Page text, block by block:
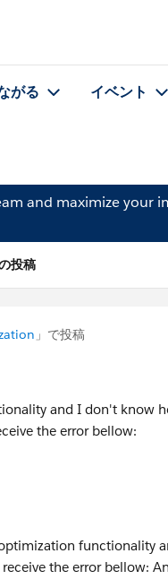
がる イベント
and maximize your
投稿
」で投稿
and I don't know
the error bellow: